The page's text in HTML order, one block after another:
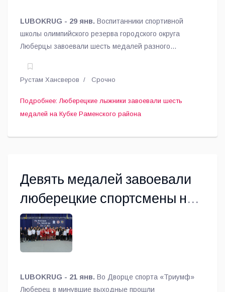
LUBOKRUG - 29 янв. Воспитанники спортивной
школы олимпийского резерва городского округа
Люберцы завоевали шесть медалей разного
гонкам.
Рустам Хансверов Срочно
Подробнее: Люберецкие лыжники завоевали шесть
медалей на Кубке Раменского района
Девять медалей завоевали
люберецкие спортсмены на
межмуниципальных
соревнованиях МО по самбо
LUBOKRUG - 21 янв. Во Дворце спорта «Триумф»
Люберец в минувшие выходные прошли